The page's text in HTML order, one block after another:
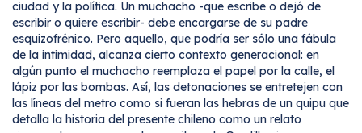
ciudad y la política. Un muchacho -que escribe o dejó de
escribir o quiere escribir- debe encargarse de su padre
esquizofrénico. Pero aquello, que podría ser sólo una fábula
de la intimidad, alcanza cierto contexto generacional: en
algún punto el muchacho reemplaza el papel por la calle, el
lápiz por las bombas. Así, las detonaciones se entretejen con
las líneas del metro como si fueran las hebras de un quipu que
detalla la historia del presente chileno como un relato